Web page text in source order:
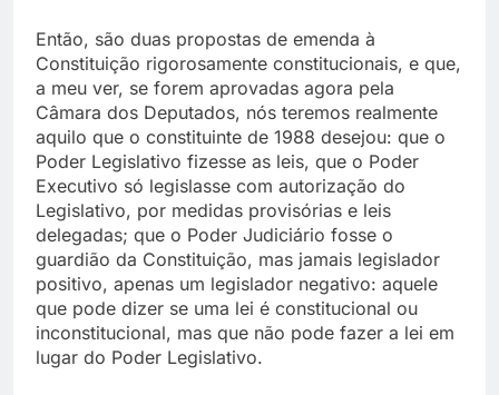
Então, são duas propostas de emenda à
Constituição rigorosamente constitucionais, e que,
a meu ver, se forem aprovadas agora pela
Câmara dos Deputados, nós teremos realmente
aquilo que o constituinte de 1988 desejou: que o
Poder Legislativo fizesse as leis, que o Poder
Executivo só legislasse com autorização do
Legislativo, por medidas provisórias e leis
delegadas; que o Poder Judiciário fosse o
guardião da Constituição, mas jamais legislador
positivo, apenas um legislador negativo: aquele
que pode dizer se uma lei é constitucional ou
inconstitucional, mas que não pode fazer a lei em
lugar do Poder Legislativo.